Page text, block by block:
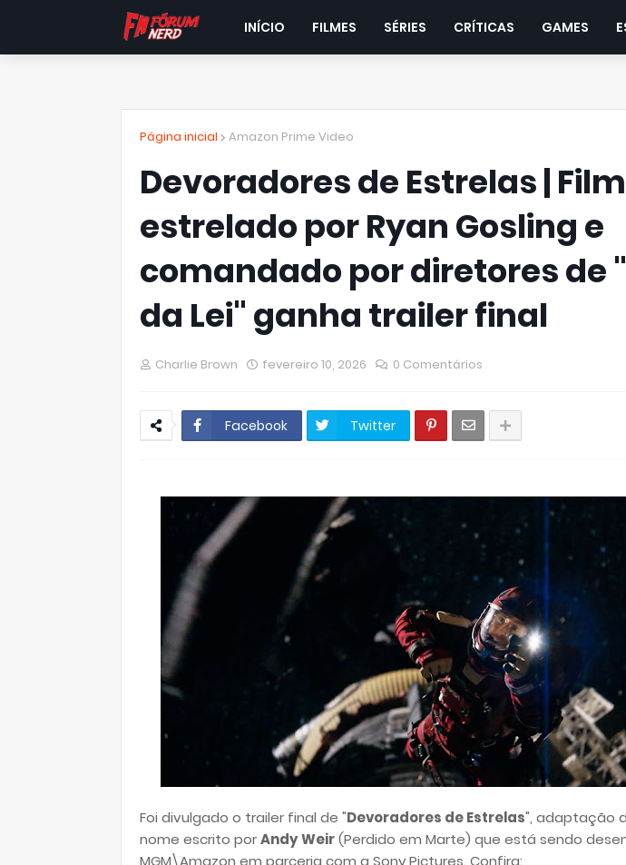
INÍCIO FILMES SÉRIES CRÍTICAS GAMES
Página inicial Amazon Prime Video
Devoradores de Estrelas |
estrelado por Ryan Gosling e
comandado por diretores de
da Lei" ganha trailer final
Charlie Brown fevereiro 10, 2026 0 Comentários
Facebook Twitter
Foi divulgado o trailer final de "Devoradores de Estrelas", adaptação
nome escrito porAndy Weir(Perdido em Marte) que está sendo
MGM\Amazon em parceria com a Sony Pictures. Confira: